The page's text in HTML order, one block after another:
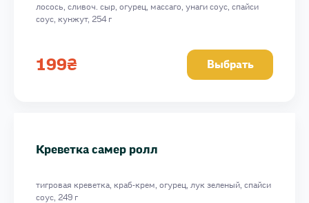
Филадельфия в масаго с лососем ролл
Филадельфия Максимум ролл
Филадельфия Гранд ролл
Филадельфия в масаго с тунцом
лосось, сливоч. сыр, огурец, массаго, унаги соус, спайси
соус, кунжут, 254 г
199₴ Выбрать
Креветка самер ролл
тигровая креветка, краб-крем, огурец, лук зеленый, спайси
соус, 249 г